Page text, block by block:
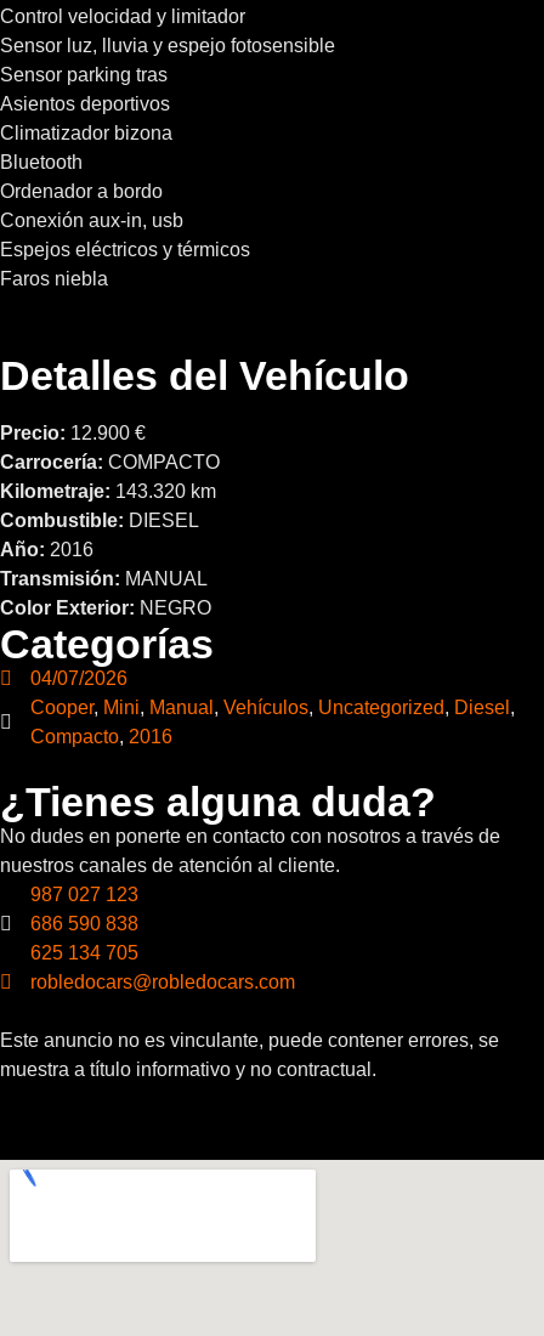
Control velocidad y limitador
Sensor luz, lluvia y espejo fotosensible
Sensor parking tras
Asientos deportivos
Climatizador bizona
Bluetooth
Ordenador a bordo
Conexión aux-in, usb
Espejos eléctricos y térmicos
Faros niebla
Detalles del Vehículo
Precio: 12.900 €
Carrocería: COMPACTO
Kilometraje: 143.320 km
Combustible: DIESEL
Año: 2016
Transmisión: MANUAL
Color Exterior: NEGRO
Categorías
04/07/2026
Cooper, Mini, Manual , Vehículos, Uncategorized, Diesel ,
Compacto, 2016
¿Tienes alguna duda?
No dudes en ponerte en contacto con nosotros a través de
nuestros canales de atención al cliente.
987 027 123
686 590 838
625 134 705
robledocars@robledocars.com
Este anuncio no es vinculante, puede contener errores, se
muestra a título informativo y no contractual.